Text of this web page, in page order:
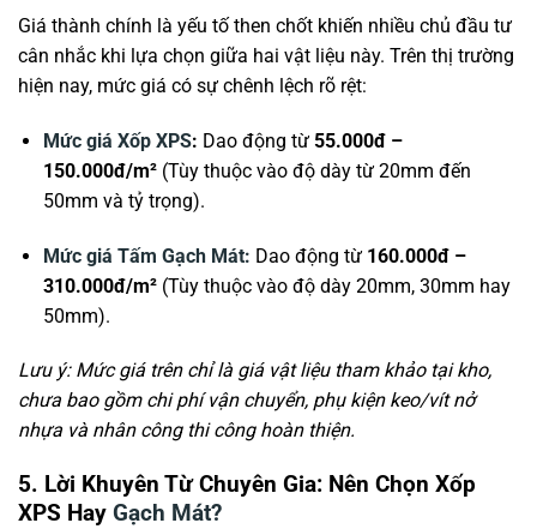
Giá thành chính là yếu tố then chốt khiến nhiều chủ đầu tư
cân nhắc khi lựa chọn giữa hai vật liệu này. Trên thị trường
hiện nay, mức giá có sự chênh lệch rõ rệt:
Mức giá Xốp XPS: Dao động từ 55.000đ –
150.000đ/m²(Tùy thuộc vào độ dày từ 20mm đến
50mm và tỷ trọng).
Mức giá Tấm Gạch Mát: Dao động từ 160.000đ –
310.000đ/m²(Tùy thuộc vào độ dày 20mm, 30mm hay
50mm).
Lưu ý: Mức giá trên chỉ là giá vật liệu tham khảo tại kho,
chưa bao gồm chi phí vận chuyển, phụ kiện keo/vít nở
nhựa và nhân công thi công hoàn thiện.
5. Lời Khuyên Từ Chuyên Gia: Nên Chọn Xốp
XPS Hay Gạch Mát?